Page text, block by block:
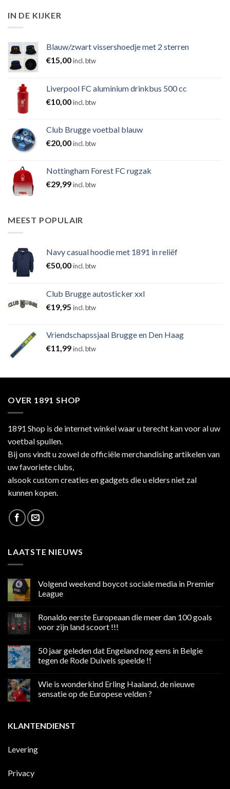
IN DE KIJKER
Blauw/zwart vissershoedje met 2 sterren
€15,00incl. btw
Liverpool FC aluminium drinkbus 500 cc
€10,00incl. btw
Club Brugge voetbal blauw
€20,00incl. btw
Nottingham Forest FC rugzak
€29,99incl. btw
MEEST POPULAIR
Navy casual hoodie met 1891 in reliëf
€50,00incl. btw
Club Brugge autosticker xxl
€19,95 incl. btw
Vriendschapssjaal Brugge en Den Haag
€11,99incl. btw
OVER 1891 SHOP
1891 Shop is de internet winkel waar u terecht kan voor al uw
voetbal spullen.
Bij ons vindt u zowel de officiële merchandising artikelen van
uw favoriete clubs,
alsook custom creaties en gadgets die u elders niet zal
kunnen kopen.
LAATSTE NIEUWS
Volgend weekend boycot sociale media in Premier
League
op
weekend
media
in
Premier
Ronaldo eerste Europeaan die meer dan 100 goals
voor zijn land scoort !!!
op
Ronaldo
eerste
meer
100
land
scoort
50 jaar geleden dat Engeland nog eens in Belgie
tegen de Rode Duivels speelde !!
op
jaar
nog
eens
tegen
Wie is wonderkind Erling Haaland, de nieuwe
sensatie op de Europese velden ?
Wie
is
Haaland,
KLANTENDIENST
Levering
Privacy